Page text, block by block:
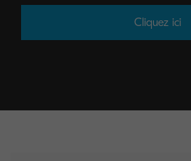
Cliquez ici